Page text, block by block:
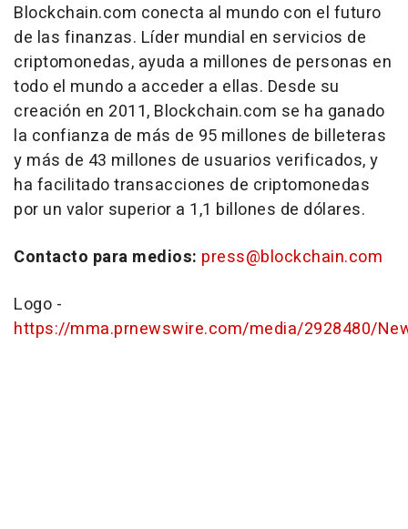
Blockchain.com conecta al mundo con el futuro
de las finanzas. Líder mundial en servicios de
criptomonedas, ayuda a millones de personas en
todo el mundo a acceder a ellas. Desde su
creación en 2011, Blockchain.com se ha ganado
la confianza de más de 95 millones de billeteras
y más de 43 millones de usuarios verificados, y
ha facilitado transacciones de criptomonedas
por un valor superior a 1,1 billones de dólares.
Contacto para medios: press@blockchain.com
Logo -
https://mma.prnewswire.com/media/2928480/